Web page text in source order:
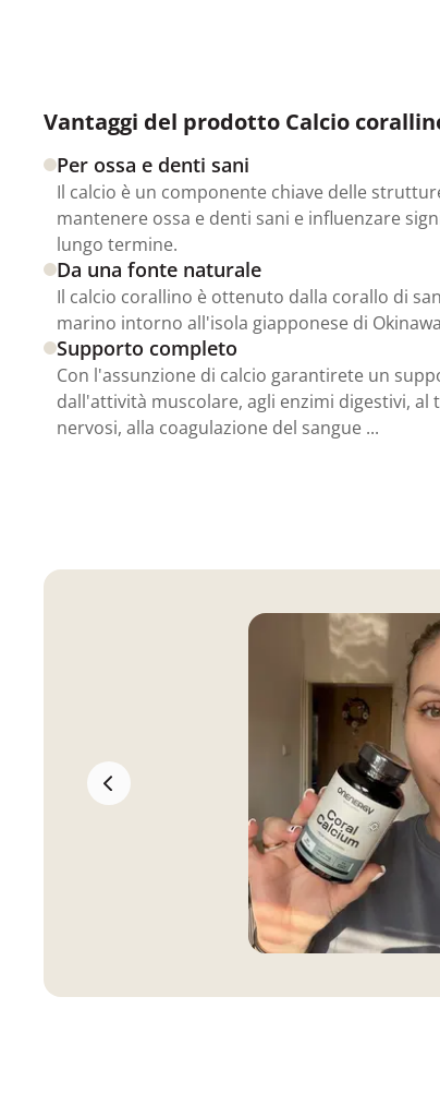
Vantaggi del prodotto Calcio
Per ossa e denti sani
Il calcio è un componente chiave delle
mantenere ossa e denti sani e influenzare
lungo termine.
Da una fonte naturale
Il calcio corallino è ottenuto dalla corallo di
marino intorno all'isola giapponese di
Supporto completo
Con l'assunzione di calcio garantirete un
dall'attività muscolare, agli enzimi digestivi,
nervosi, alla coagulazione del sangue ...